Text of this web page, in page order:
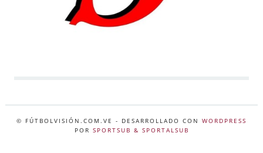
© FÚTBOLVISIÓN.COM.VE - DESARROLLADO CON WORDPRESS
POR SPORTSUB & SPORTALSUB